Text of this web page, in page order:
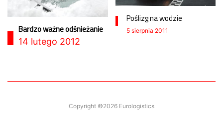
Bardzo ważne odśnieżanie
14 lutego 2012
Poślizg na wodzie
5 sierpnia 2011
Copyright ©2026 Eurologistics